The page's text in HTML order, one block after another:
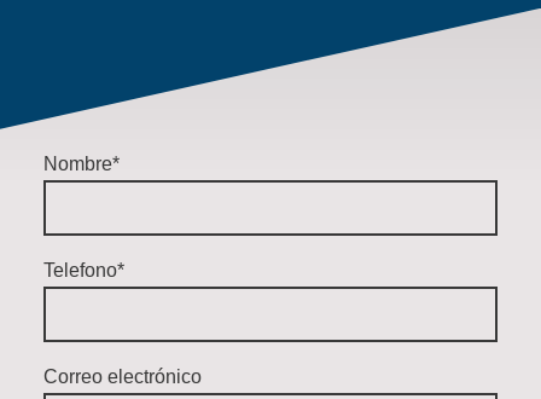
Nombre*
Telefono*
Correo electrónico